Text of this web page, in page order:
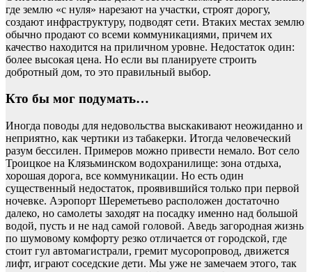
где землю «с нуля» нарезают на участки, строят дорогу,
создают инфраструктуру, подводят сети. Втаких местах землю
обычно продают со всеми коммуникациями, причем их
качество находится на приличном уровне. Недостаток один:
более высокая цена. Но если вы планируете строить
добротный дом, то это правильный выбор.
Кто бы мог подумать…
Иногда поводы для недовольства выскакивают неожиданно и
неприятно, как чертики из табакерки. Итогда человеческий
разум бессилен. Примеров можно привести немало. Вот село
Троицкое на Клязьминском водохранилище: зона отдыха,
хорошая дорога, все коммуникации. Но есть один
существенный недостаток, проявившийся только при первой
ночевке. Аэропорт Шереметьево расположен достаточно
далеко, но самолеты заходят на посадку именно над большой
водой, пусть и не над самой головой. Аведь загородная жизнь
по шумовому комфорту резко отличается от городской, где
стоит гул автомагистрали, гремит мусоропровод, движется
лифт, играют соседские дети. Мы уже не замечаем этого, так